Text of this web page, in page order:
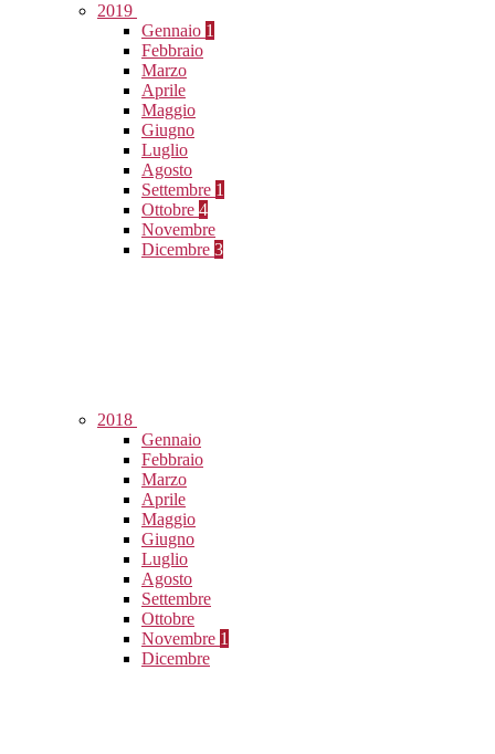
2019
Gennaio 1
Febbraio
Marzo
Aprile
Maggio
Giugno
Luglio
Agosto
Settembre 1
Ottobre 4
Novembre
Dicembre 3
2018
Gennaio
Febbraio
Marzo
Aprile
Maggio
Giugno
Luglio
Agosto
Settembre
Ottobre
Novembre 1
Dicembre